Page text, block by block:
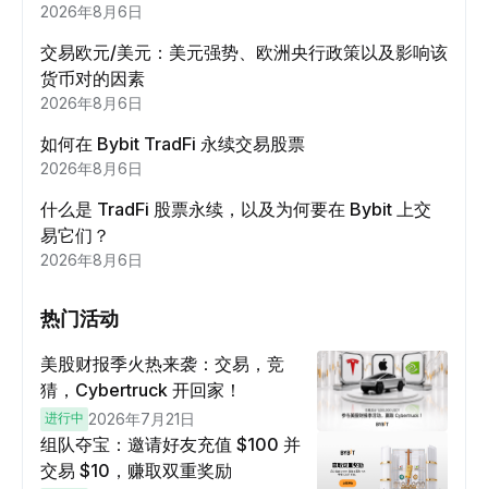
2026年8月6日
交易欧元/美元：美元强势、欧洲央行政策以及影响该
货币对的因素
2026年8月6日
如何在 Bybit TradFi 永续交易股票
2026年8月6日
什么是 TradFi 股票永续，以及为何要在 Bybit 上交
易它们？
2026年8月6日
热门活动
美股财报季火热来袭：交易，竞
猜，Cybertruck 开回家！
进行中 2026年7月21日
组队夺宝：邀请好友充值 $100 并
交易 $10，赚取双重奖励